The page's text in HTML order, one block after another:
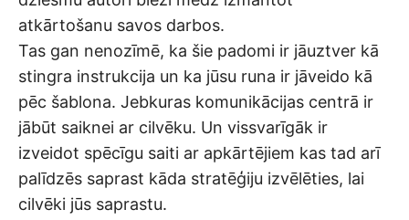
atkārtošanu savos darbos.
Tas gan nenozīmē, ka šie padomi ir jāuztver kā
stingra instrukcija un ka jūsu runa ir jāveido kā
pēc šablona. Jebkuras komunikācijas centrā ir
jābūt saiknei ar cilvēku. Un vissvarīgāk ir
izveidot spēcīgu saiti ar apkārtējiem kas tad arī
palīdzēs saprast kāda stratēģiju izvēlēties, lai
cilvēki jūs saprastu.